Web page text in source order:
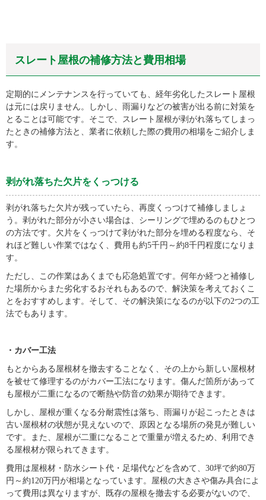
スレート屋根の補修方法と費用相場
定期的にメンテナンスを行っていても、経年劣化したスレート屋根
は元には戻りません。しかし、雨漏りなどの被害が出る前に対策を
とることは可能です。そこで、スレート屋根が剥がれ落ちてしまっ
たときの補修方法と、業者に依頼した際の費用の相場をご紹介しま
す。
剥がれ落ちた欠片をくっつける
剥がれ落ちた欠片が残っていたら、再度くっつけて補修しましょ
う。剥がれた部分が小さい場合は、シーリングで埋めるのもひとつ
の方法です。欠片をくっつけて剥がれた部分を埋める程度なら、そ
れほど難しい作業ではなく、費用も約5千円～約8千円程度になりま
す。
ただし、この作業はあくまでも応急処置です。何年か経つと補修し
た場所からまた劣化するおそれもあるので、解決策を考えておくこ
とをおすすめします。そして、その解決策になるのが以下の2つの工
法でもあります。
・カバー工法
もとからある屋根材を撤去することなく、その上から新しい屋根材
を被せて修理するのがカバー工法になります。傷んだ箇所があって
も屋根が二重になるので断熱や防音の効果が期待できます。
しかし、屋根が重くなる分耐震性は落ち、雨漏りが起こったときは
古い屋根材の状態が見えないので、原因となる場所の発見が難しい
です。また、屋根が二重になることで重量が増えるため、利用でき
る屋根材が限られてきます。
費用は屋根材・防水シート代・足場代などを含めて、30坪で約80万
円～約120万円が相場となっています。屋根の大きさや傷み具合によ
って費用は異なりますが、既存の屋根を撤去する必要がないので、